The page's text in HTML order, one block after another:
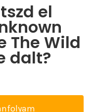
el
The Wild
dalt?